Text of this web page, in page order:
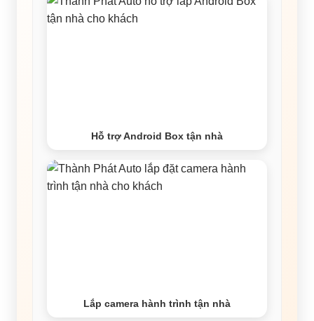
Hỗ trợ Android Box tận nhà
Lắp camera hành trình tận nhà